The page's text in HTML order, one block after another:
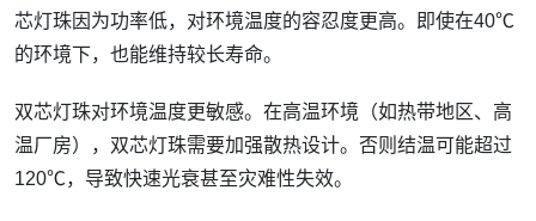
芯灯珠因为功率低，对环境温度的容忍度更高。即使在40℃
的环境下，也能维持较长寿命。
双芯灯珠对环境温度更敏感。在高温环境（如热带地区、高
温厂房），双芯灯珠需要加强散热设计。否则结温可能超过
120℃，导致快速光衰甚至灾难性失效。